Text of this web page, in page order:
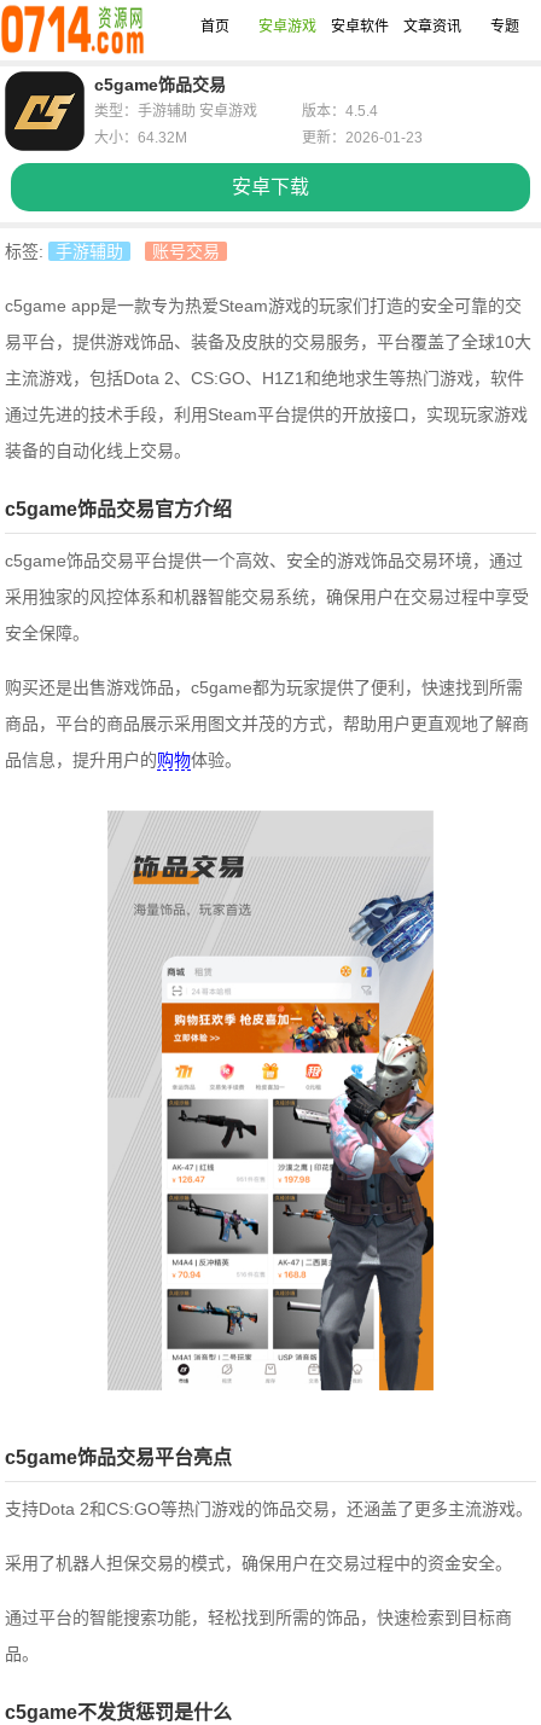
首页 安卓游戏 安卓软件 文章资讯 专题
c5game饰品交易
安卓下载
类型：手游辅助 安卓游戏
版本：4.5.4
大小：64.32M
更新：2026-01-23
标签: 手游辅助 账号交易
c5game app是一款专为热爱Steam游戏的玩家们打造的安全可靠的交
易平台，提供游戏饰品、装备及皮肤的交易服务，平台覆盖了全球10大
主流游戏，包括Dota 2、CS:GO、H1Z1和绝地求生等热门游戏，软件
通过先进的技术手段，利用Steam平台提供的开放接口，实现玩家游戏
装备的自动化线上交易。
c5game饰品交易官方介绍
c5game饰品交易平台提供一个高效、安全的游戏饰品交易环境，通过
采用独家的风控体系和机器智能交易系统，确保用户在交易过程中享受
安全保障。
购买还是出售游戏饰品，c5game都为玩家提供了便利，快速找到所需
商品，平台的商品展示采用图文并茂的方式，帮助用户更直观地了解商
品信息，提升用户的购物体验。
c5game饰品交易平台亮点
支持Dota 2和CS:GO等热门游戏的饰品交易，还涵盖了更多主流游戏。
采用了机器人担保交易的模式，确保用户在交易过程中的资金安全。
通过平台的智能搜索功能，轻松找到所需的饰品，快速检索到目标商
品。
c5game不发货惩罚是什么